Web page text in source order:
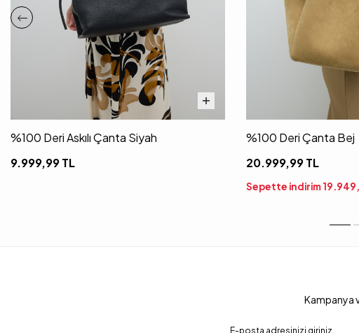
%100 Deri Askılı Çanta Siyah
9.999,99TL
%100 Deri Çanta Bej
20.999,99TL
Sepette indirim
Kampanya